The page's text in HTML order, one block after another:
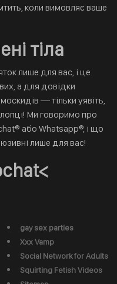
коли вимовляє ваше
тіла
лише для вас, і це
а для довідки
— тільки уявіть,
Ми говоримо про
або Whatsapp®, і що
лише для вас!
gay sex parties
Xxx Vamp
Social Network for Adults
Squirting Fetish Videos